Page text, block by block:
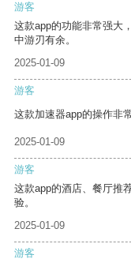
游客
这款app的功能非常强大
中游刃有余。
2025-01-09
游客
这款加速器app的操作非
2025-01-09
游客
这款app的酒店、餐厅推
验。
2025-01-09
游客